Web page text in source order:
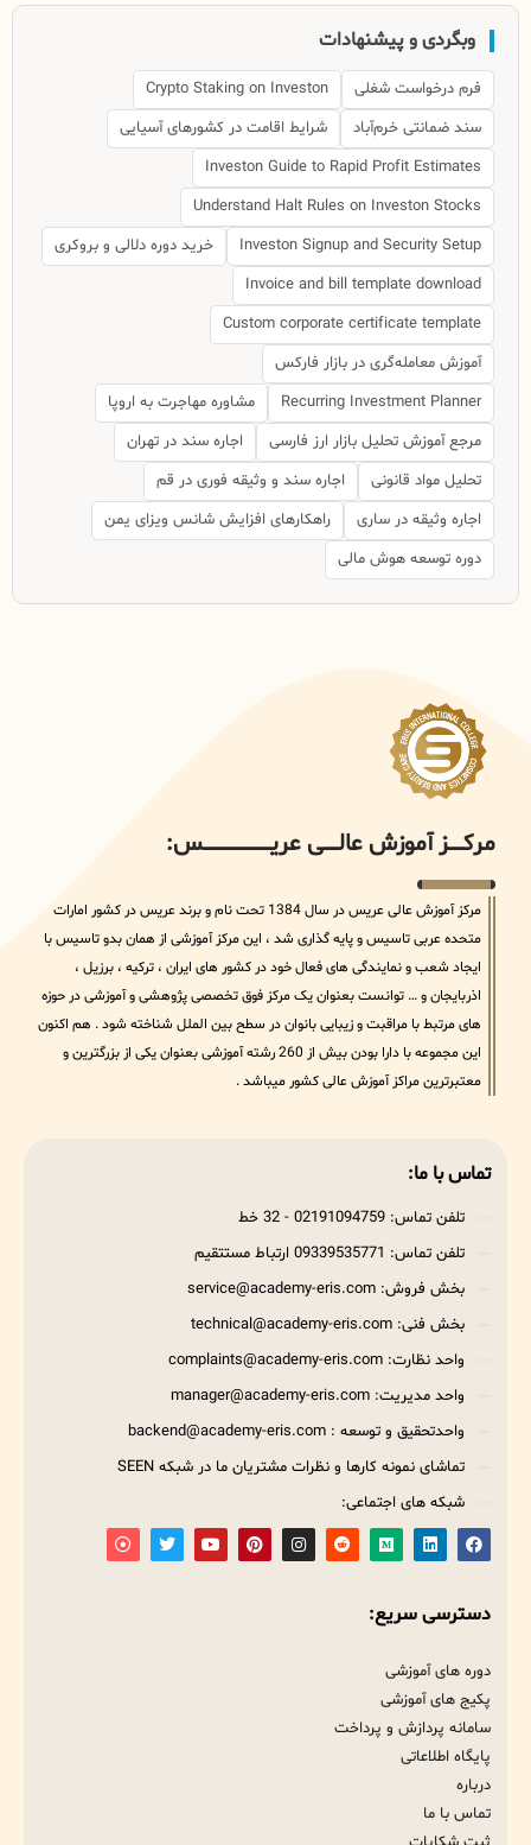
وبگردی و پیشنهادات
فرم درخواست شغلی
Crypto Staking on Investon
سند ضمانتی خرم‌آباد
شرایط اقامت در کشورهای آسیایی
Investon Guide to Rapid Profit Estimates
Understand Halt Rules on Investon Stocks
Investon Signup and Security Setup
خرید دوره دلالی و بروکری
Invoice and bill template download
Custom corporate certificate template
آموزش معامله‌گری در بازار فارکس
Recurring Investment Planner
مشاوره مهاجرت به اروپا
مرجع آموزش تحلیل بازار ارز فارسی
اجاره سند در تهران
تحلیل مواد قانونی
اجاره سند و وثیقه فوری در قم
اجاره وثیقه در ساری
راهکارهای افزایش شانس ویزای یمن
دوره توسعه هوش مالی
مرکــــــز آموزش عالــــــی عریــــــــــــــــــــــــــــس:
مرکز آموزش عالی عریس در سال 1384 تحت نام و برند عریس در کشور امارات
متحده عربی تاسیس و پایه گذاری شد ، این مرکز آموزشی از همان بدو تاسیس با
ایجاد شعب و نمایندگی های فعال خود در کشور های ایران ، ترکیه ، برزیل ،
اذربایجان و … توانست بعنوان یک مرکز فوق تخصصی پژوهشی و آموزشی در حوزه
های مرتبط با مراقبت و زیبایی بانوان در سطح بین الملل شناخته شود . هم اکنون
این مجموعه با دارا بودن بیش از 260 رشته آموزشی بعنوان یکی از بزرگترین و
معتبرترین مراکز آموزش عالی کشور میباشد .
تماس با ما:
تلفن تماس: 02191094759 - 32 خط
تلفن تماس: 09339535771 ارتباط مستتقیم
بخش فروش: service@academy-eris.com
بخش فنی: technical@academy-eris.com
واحد نظارت: complaints@academy-eris.com
واحد مدیریت: manager@academy-eris.com
واحدتحقیق و توسعه : backend@academy-eris.com
تماشای نمونه کارها و نظرات مشتریان ما در شبکه SEEN
شبکه های اجتماعی:
دسترسی سریع:
دوره های آموزشی
پکیج های آموزشی
سامانه پردازش و پرداخت
پایگاه اطلاعاتی
درباره
تماس با ما